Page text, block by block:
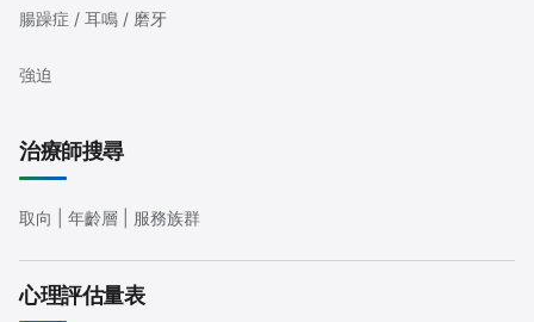
腸躁症 / 耳鳴 / 磨牙
強迫
治療師搜尋
取向 | 年齡層 | 服務族群
心理評估量表